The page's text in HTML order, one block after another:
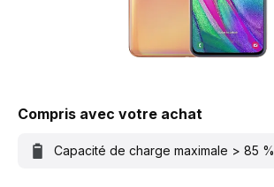
Compris avec votre achat
Capacité de charge maximale > 85 %